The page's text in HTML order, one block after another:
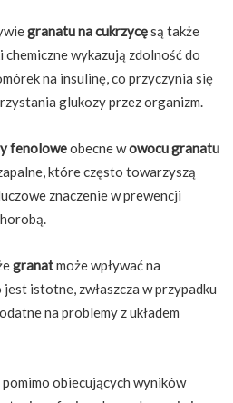
granatu na cukrzycęsą także
chemiczne wykazują zdolność do
na insulinę, co przyczynia się
glukozy przez organizm.
fenoloweobecne wowocu granatu
które często towarzyszą
znaczenie w prewencji
granatmoże wpływać na
istotne, zwłaszcza w przypadku
na problemy z układem
obiecujących wyników